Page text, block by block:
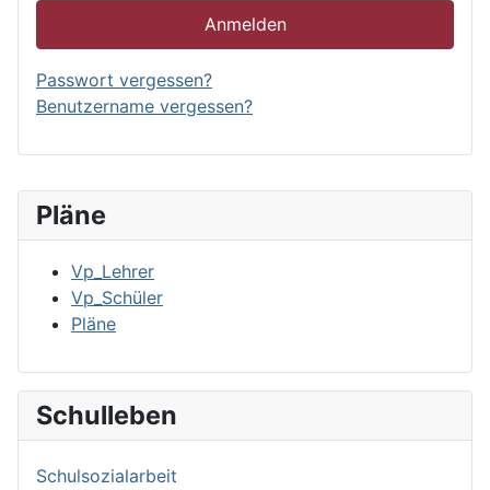
Pläne
Vp_Lehrer
Vp_Schüler
Pläne
Schulleben
Schulsozialarbeit
Anmelden
Passwort vergessen?
Benutzername vergessen?